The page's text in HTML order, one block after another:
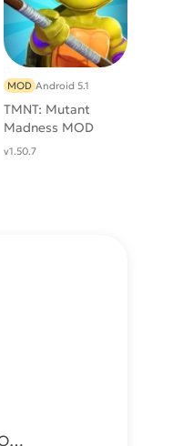
TMNT: Mutant
Madness MOD
(Бесконечный
MOD Android 5.1
v1.50.7
PUBG MOBILE МОД (ESP, Aimbot, Без бана)